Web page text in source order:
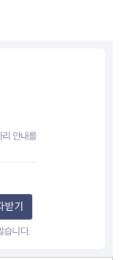
안내를
받기
습니다.